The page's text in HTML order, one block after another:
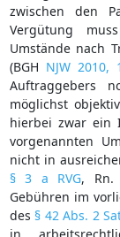
zwischen den
Vergütung
Umstände nach
(BGH NJW 2010,
Auftraggebers
möglichst
hierbei zwar ein
vorgenannten
nicht in
§ 3 a RVG, Rn.
Gebühren im
des § 42 Abs. 2
in